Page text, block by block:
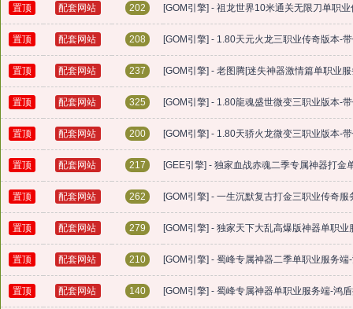
置顶 配套网站 202 [GOM引擎] - 祖龙世界10米通关无限刀单职
置顶 配套网站 208 [GOM引擎] - 1.80天元火龙三职业传奇版本-
置顶 配套网站 237 [GOM引擎] - 老图腾[迷失神器激情篇单职业
置顶 配套网站 325 [GOM引擎] - 1.80龍魂盛世微变三职业版本-
置顶 配套网站 200 [GOM引擎] - 1.80天骄火龙微变三职业版本-
置顶 配套网站 217 [GEE引擎] - 独家血战赤魂二季专属神器打
置顶 配套网站 262 [GOM引擎] - 一生沉默复古打金三职业传奇
置顶 配套网站 279 [GOM引擎] - 独家天下大乱高爆版神器单职
置顶 配套网站 210 [GOM引擎] - 蜀峰专属神器二季单职业服务
置顶 配套网站 140 [GOM引擎] - 蜀峰专属神器单职业服务端-鸿